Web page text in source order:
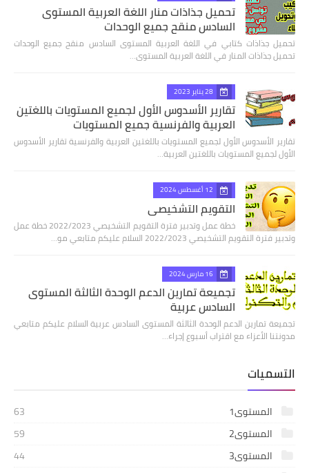
تحميل جذاذات منار اللغة العربية المستوى
السادس منقح جميع الوحدات
تحميل جذاذات كتابي في اللغة العربية المستوى السادس منقح جميع الوحدات
تحميل جذاذات المنار في اللغة العربية المستوى…
28 يناير 2023
تقارير الأسدوس الأول لجميع المستويات باللغتين
العربية والفرنسية جميع المستويات
تقارير الأسدوس الأول لجميع المستويات باللغتين العربية والفرنسية تقارير الأسدوس
الأول لجميع المستويات باللغتين العربية…
12 أغسطس 2024
التقويم التشخيصي
خطة عمل وتدبير فترة التقويم التشخيصي 2022/2023 خطة عمل
وتدبير فترة التقويم التشخيصي 2022/2023 السلام عليكم متابعي مو…
16 مارس 2024
تجميعة تمارين الدعم الوحدة الثالثة المستوى
السادس عربية
تجميعة تمارين الدعم الوحدة الثالثة المستوى السادس عربية السلام عليكم متابعي
مدونتنا الأعزاء مع اقتراب أسبوع إجراء…
التسميات
المستوى1
63
المستوى2
59
المستوى3
44